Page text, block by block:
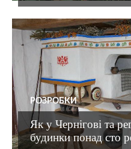
РОЗРОБКИ
Як у Чернігові та
будинки понад сто